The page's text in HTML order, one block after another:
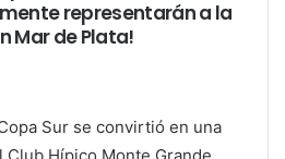
representarán a la
Mar de Plata!
Sur se convirtió en una